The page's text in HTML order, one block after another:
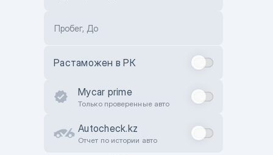
Пробег, До
Растаможен в РК
Mycar prime
Только проверенные авто
Autocheck.kz
Отчет по истории авто